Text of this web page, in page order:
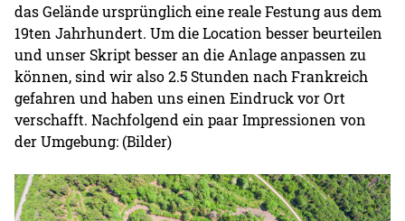
das Gelände ursprünglich eine reale Festung aus dem
19ten Jahrhundert. Um die Location besser beurteilen
und unser Skript besser an die Anlage anpassen zu
können, sind wir also 2.5 Stunden nach Frankreich
gefahren und haben uns einen Eindruck vor Ort
verschafft. Nachfolgend ein paar Impressionen von
der Umgebung: (Bilder)